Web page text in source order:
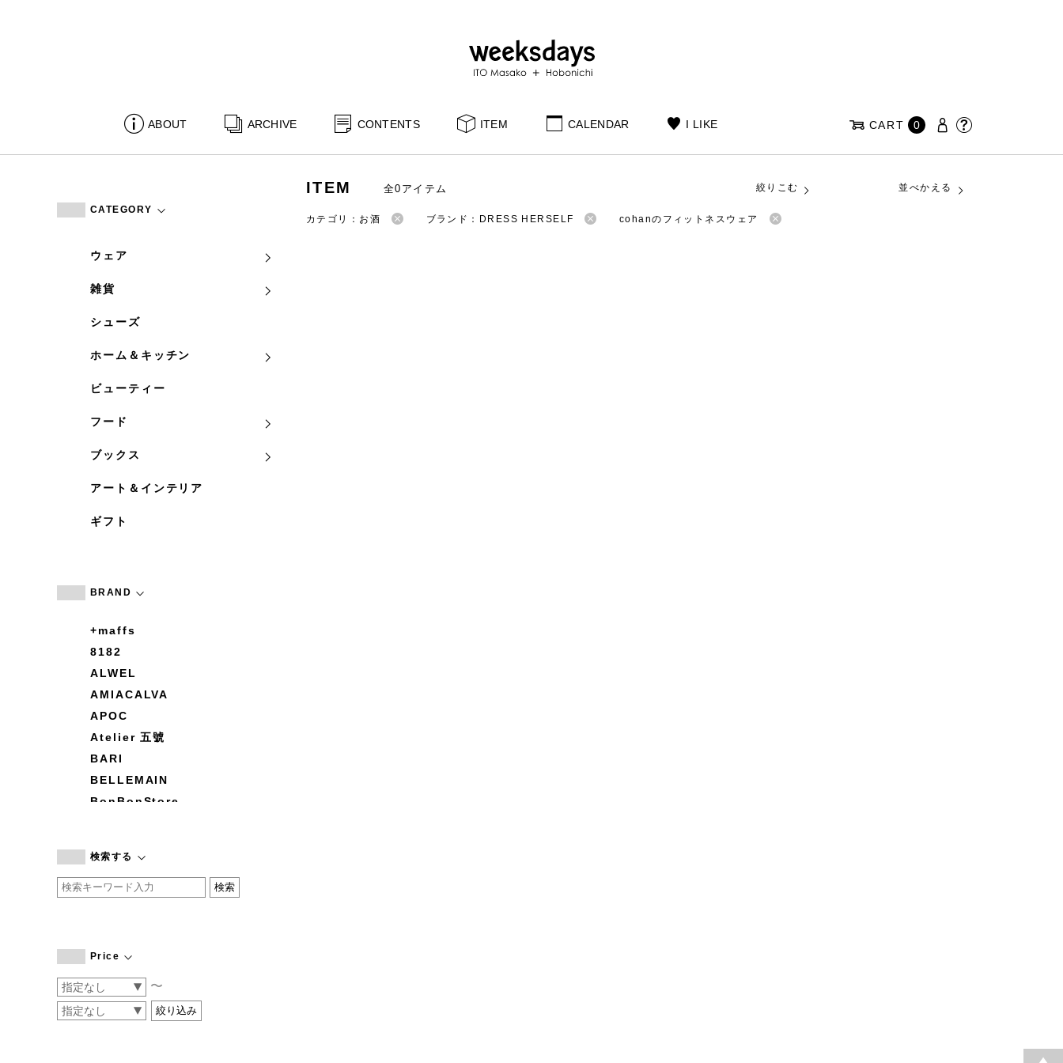
ABOUT ARCHIVE CONTENTS ITEM CALENDAR I LIKE CART 0
CATEGORY
ウェア
雑貨
シューズ
ホーム＆キッチン
ビューティー
フード
ブックス
アート＆インテリア
ギフト
BRAND
+maffs
8182
ALWEL
AMIACALVA
APOC
Atelier 五號
BARI
BELLEMAIN
BonBonStore
by basics
CATWORTH
COGTHEBIGSMOKE
CONVERSE
DEAN & DELUCA
検索する
Price
〜
ITEM 全0アイテム 絞りこむ 並べかえる
カテゴリ：お酒 ブランド：DRESS HERSELF cohanのフィットネスウェア